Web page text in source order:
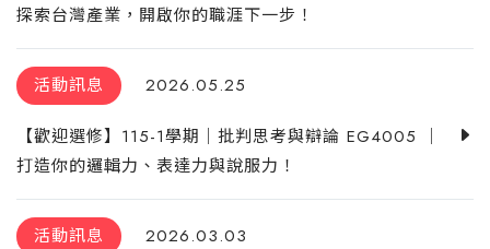
探索台灣產業，開啟你的職涯下一步！
活動訊息 2026.05.25
【歡迎選修】115-1學期｜批判思考與辯論 EG4005 ｜
打造你的邏輯力、表達力與說服力！
活動訊息 2026.03.03